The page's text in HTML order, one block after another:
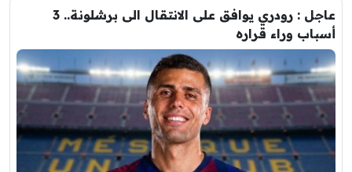
عاجل : رودري يوافق على الانتقال الى برشلونة.. 3
أسباب وراء قراره